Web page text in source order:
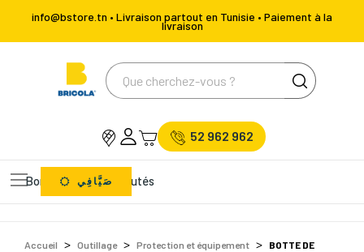
info@bstore.tn • Livraison partout en Tunisie • Paiement à la
livraison
52 962 962
Bons Plans Nouveautés
صَيَّافِي
Accueil Outillage Protection et équipement
BOTTE DE